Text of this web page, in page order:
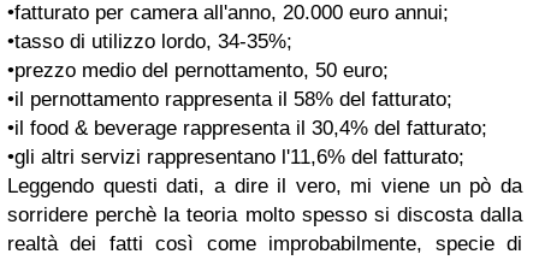
•fatturato per camera all'anno, 20.000 euro annui;
•tasso di utilizzo lordo, 34-35%;
•prezzo medio del pernottamento, 50 euro;
•il pernottamento rappresenta il 58% del fatturato;
•il food & beverage rappresenta il 30,4% del fatturato;
•gli altri servizi rappresentano l'11,6% del fatturato;
Leggendo questi dati, a dire il vero, mi viene un pò da
sorridere perchè la teoria molto spesso si discosta dalla
realtà dei fatti così come improbabilmente, specie di